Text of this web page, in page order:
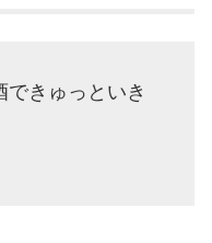
きゅっといき